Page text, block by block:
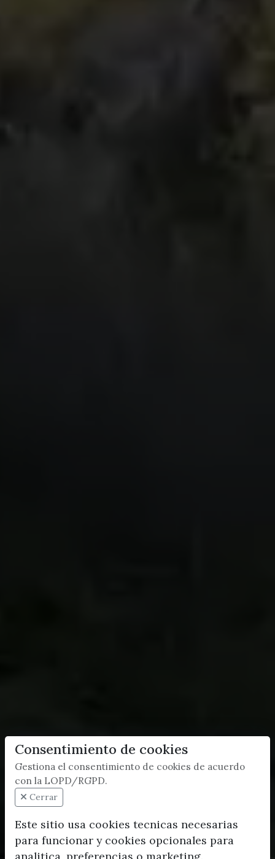
Consentimiento de cookies
Gestiona el consentimiento de cookies de acuerdo
con la LOPD/RGPD.
Cerrar
Este sitio usa cookies tecnicas necesarias
para funcionar y cookies opcionales para